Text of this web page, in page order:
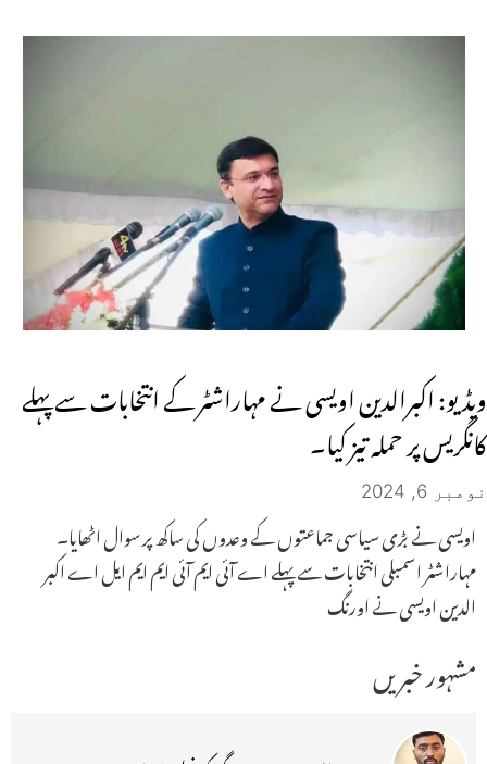
ویڈیو: اکبرالدین اویسی نے مہاراشٹر کے انتخابات سے پہلے
کانگریس پر حملہ تیز کیا۔
نومبر 6, 2024
اویسی نے بڑی سیاسی جماعتوں کے وعدوں کی ساکھ پر سوال اٹھایا۔
مہاراشٹر اسمبلی انتخابات سے پہلے اے آئی ایم آئی ایم ایم ایل اے اکبر
الدین اویسی نے اورنگ
مشہور خبریں